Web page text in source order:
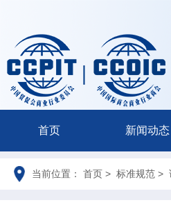
首页 新闻动态
当前位置： 首页 > 标准规范 >